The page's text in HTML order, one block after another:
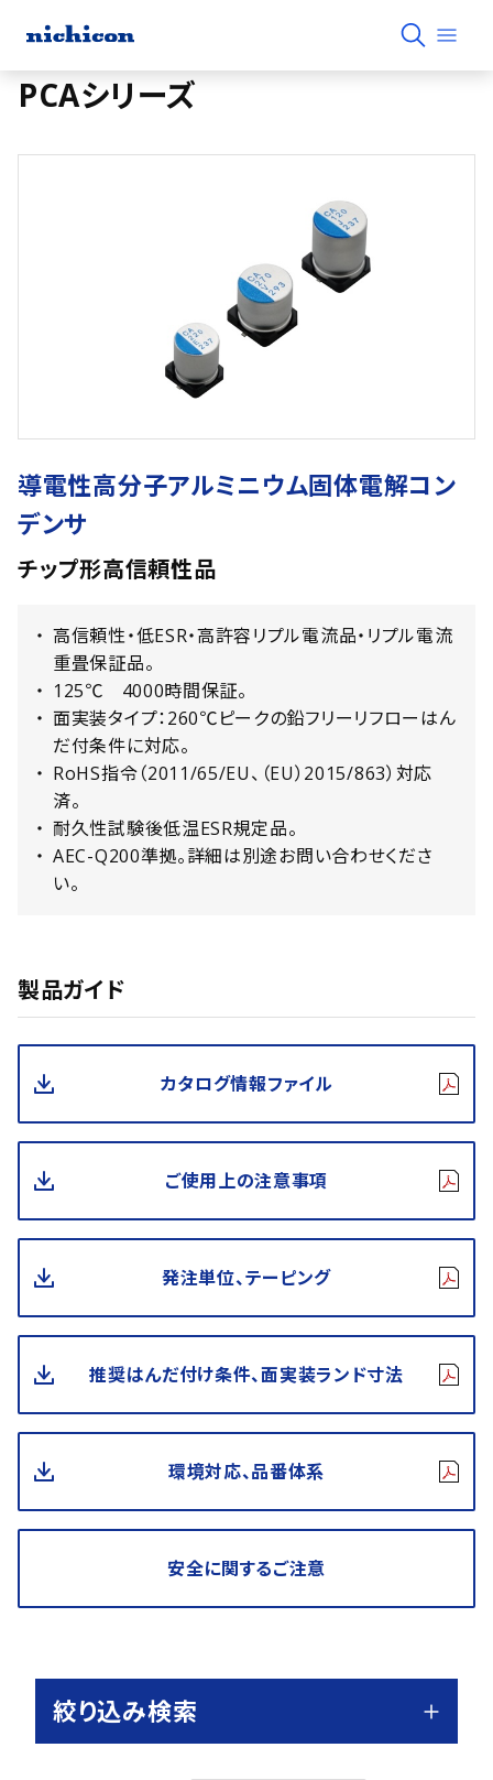
PCAシリーズ
導電性高分子アルミニウム固体電解コン
デンサ
チップ形高信頼性品
高信頼性・低ESR・高許容リプル電流品・リプル電流
重畳保証品。
125℃ 4000時間保証。
面実装タイプ：260℃ピークの鉛フリーリフローはん
だ付条件に対応。
RoHS指令（2011/65/EU、（EU）2015/863）対応
済。
耐久性試験後低温ESR規定品。
AEC-Q200準拠。詳細は別途お問い合わせくださ
い。
製品ガイド
カタログ情報ファイル
ご使用上の注意事項
発注単位、テーピング
推奨はんだ付け条件、面実装ランド寸法
環境対応、品番体系
安全に関するご注意
絞り込み検索